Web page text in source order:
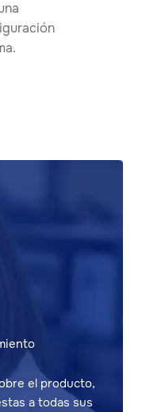
el producto,
a todas sus